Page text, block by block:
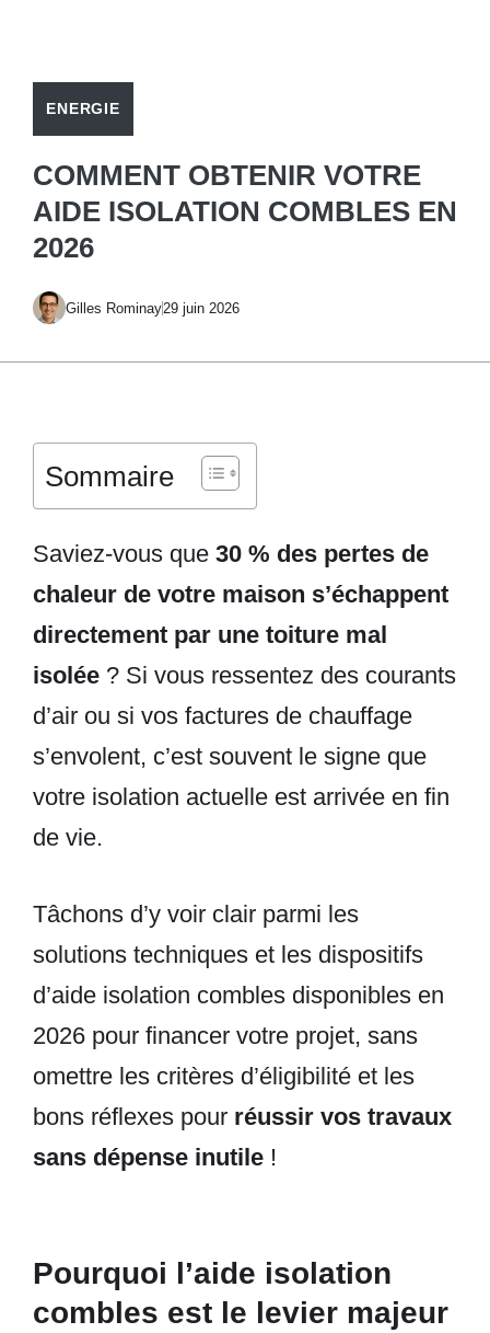
ENERGIE
COMMENT OBTENIR VOTRE
AIDE ISOLATION COMBLES EN
2026
Gilles Rominay29 juin 2026
Sommaire
Saviez-vous que 30 % des pertes de
chaleur de votre maison s’échappent
directement par une toiture mal
isolée ? Si vous ressentez des courants
d’air ou si vos factures de chauffage
s’envolent, c’est souvent le signe que
votre isolation actuelle est arrivée en fin
de vie.
Tâchons d’y voir clair parmi les
solutions techniques et les dispositifs
d’aide isolation combles disponibles en
2026 pour financer votre projet, sans
omettre les critères d’éligibilité et les
bons réflexes pour réussir vos travaux
sans dépense inutile !
Pourquoi l’aide isolation
combles est le levier majeur